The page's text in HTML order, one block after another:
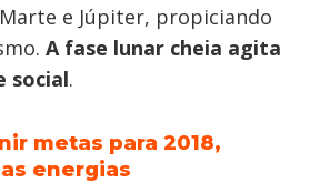
e Júpiter, propiciando
A fase lunar cheia agita
social.
metas para 2018,
energias